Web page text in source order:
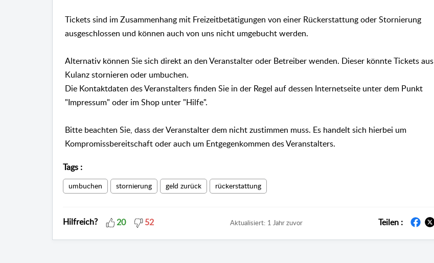
Tickets sind im Zusammenhang mit Freizeitbetätigungen von einer Rückerstattung oder Stornierung
ausgeschlossen und können auch von uns nicht umgebucht werden.
Alternativ können Sie sich direkt an den Veranstalter oder Betreiber wenden. Dieser könnte Tickets aus
Kulanz stornieren oder umbuchen.
Die Kontaktdaten des Veranstalters finden Sie in der Regel auf dessen Internetseite unter dem Punkt
"Impressum" oder im Shop unter "Hilfe".
Bitte beachten Sie, dass der Veranstalter dem nicht zustimmen muss. Es handelt sich hierbei um
Kompromissbereitschaft oder auch um Entgegenkommen des Veranstalters.
Tags :
umbuchen stornierung geld zurück rückerstattung
Hilfreich? 20 52 Aktualisiert: 1 Jahr zuvor Teilen :